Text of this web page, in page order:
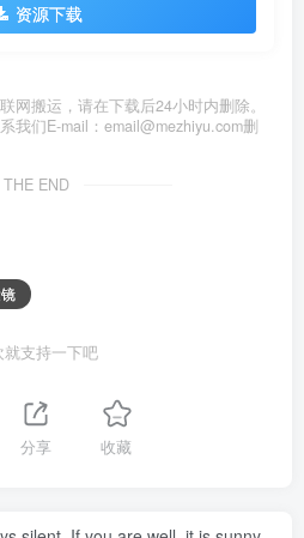
资源下载
网搬运，请在下载后24小时内删除。
我们E-mail：email@mezhiyu.com删
THE END
就支持一下吧
分享 收藏